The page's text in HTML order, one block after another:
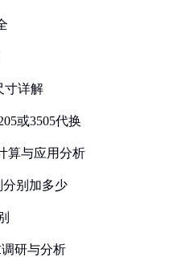
寸详解
或3505代换
算与应用分析
分别加多少
研与分析